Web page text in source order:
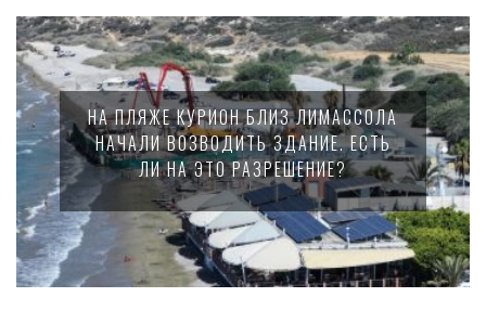
НА ПЛЯЖЕ КУРИОН БЛИЗ ЛИМАССОЛА
НАЧАЛИ ВОЗВОДИТЬ ЗДАНИЕ. ЕСТЬ
ЛИ НА ЭТО РАЗРЕШЕНИЕ?